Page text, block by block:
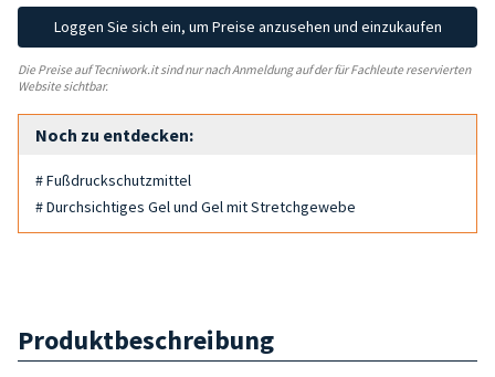
Loggen Sie sich ein, um Preise anzusehen und einzukaufen
Die Preise auf Tecniwork.it sind nur nach Anmeldung auf der für Fachleute reservierten
Website sichtbar.
Noch zu entdecken:
# Fußdruckschutzmittel
# Durchsichtiges Gel und Gel mit Stretchgewebe
Produktbeschreibung